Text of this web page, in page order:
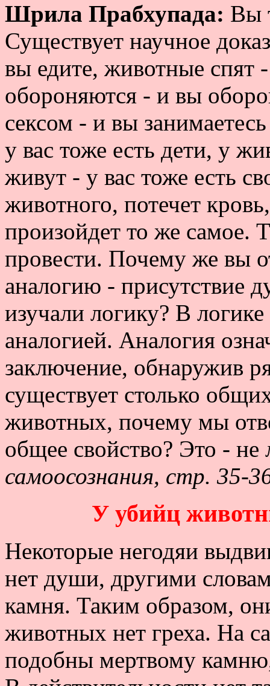
Шрила Прабхупада: Вы
Существует научное
вы едите, животные спят
обороняются - и вы
сексом - и вы
у вас тоже есть дети, у
живут - у вас тоже есть
животного, потечет
произойдет то же самое.
провести. Почему же вы
аналогию - присутствие
изучали логику? В
аналогией. Аналогия
заключение, обнаружив
существует столько
животных, почему мы
общее свойство? Это -
самоосознания, стр. 35-
У убийц
Некоторые негодяи
нет души, другими
камня. Таким образом,
животных нет греха. На
подобны мертвому